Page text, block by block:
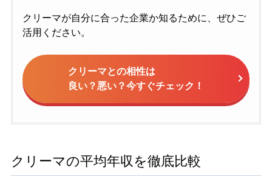
クリーマが自分に合った企業か知るために、ぜひご
活用ください。
クリーマとの相性は
良い？悪い？今すぐチェック！
クリーマの平均年収を徹底比較